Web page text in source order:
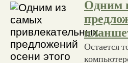
Одним
Остается